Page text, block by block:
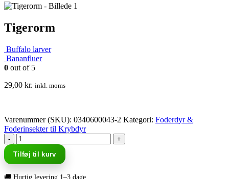
Tigerorm
Buffalo larver
Bananfluer
0 out of 5
29,00 kr. inkl. moms
Varenummer (SKU): 0340600043-2 Kategori: Foderdyr &
Foderinsekter til Krybdyr
-
+
Tilføj til kurv
🚚 Hurtig levering 1–3 dage